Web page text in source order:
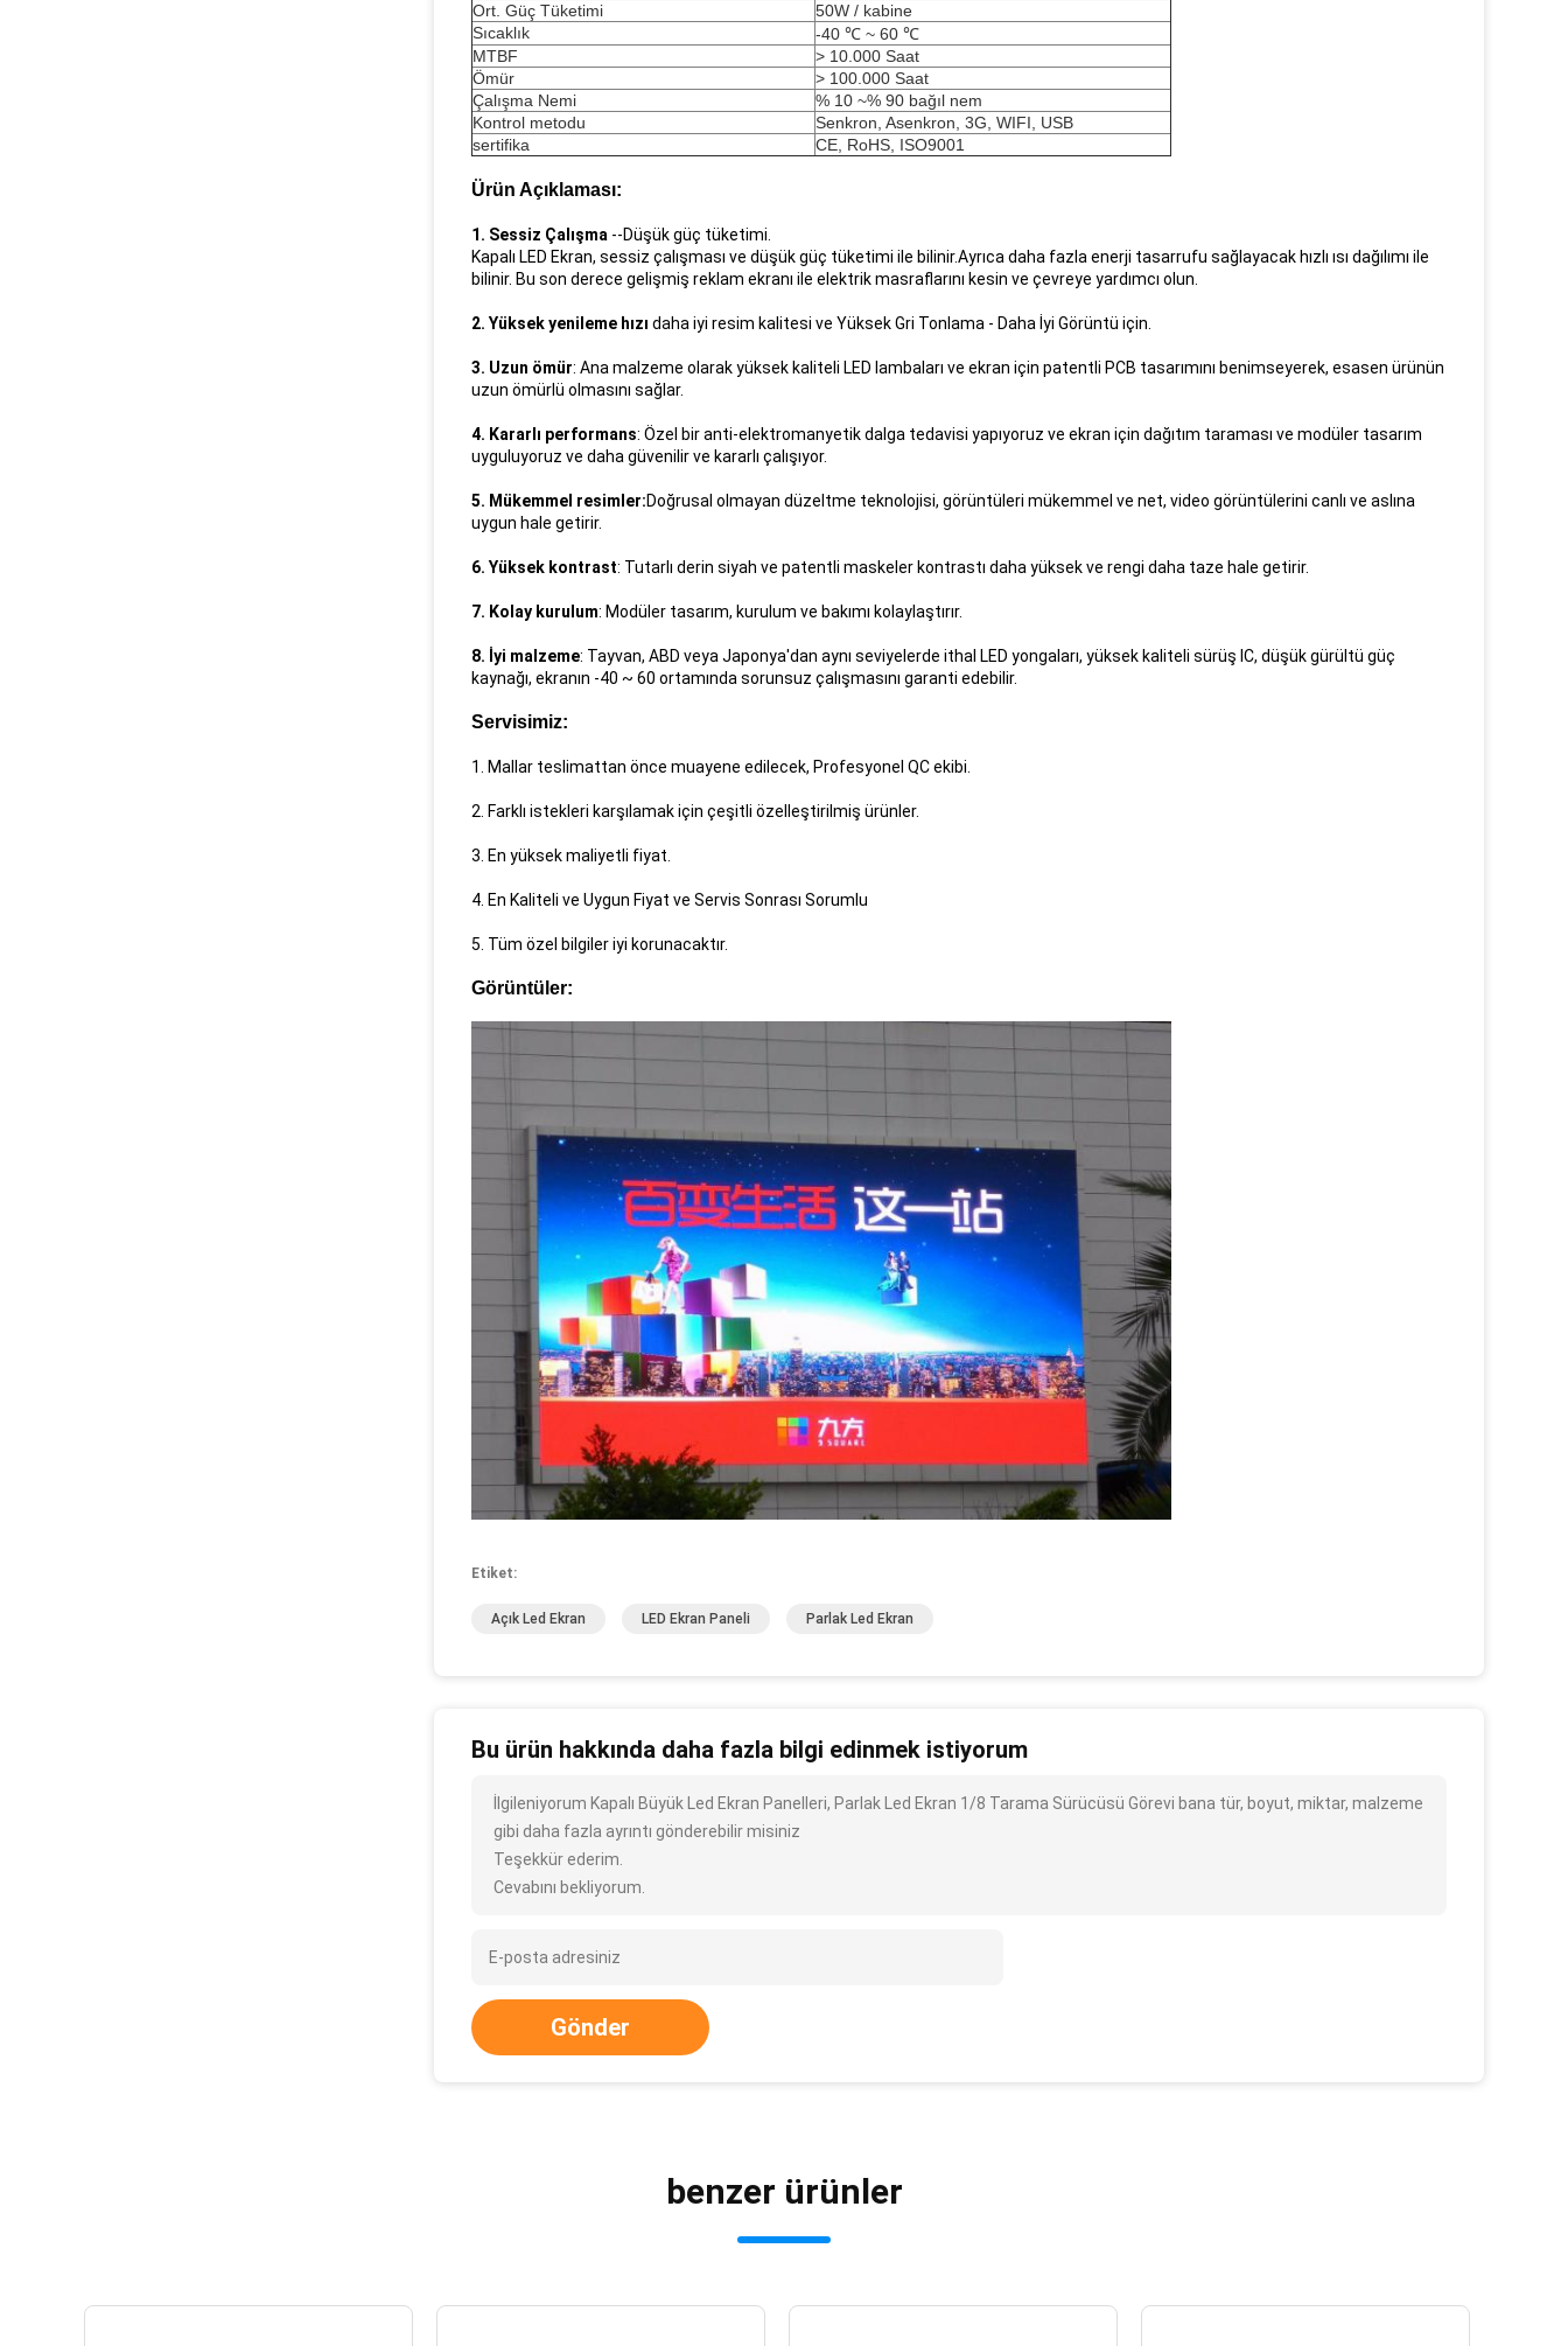
Ort. Güç Tüketimi
50W / kabine
Sıcaklık
-40 ℃ ~ 60 ℃
MTBF
> 10.000 Saat
Ömür
> 100.000 Saat
Çalışma Nemi
% 10 ~% 90 bağıl nem
Kontrol metodu
Senkron, Asenkron, 3G, WIFI, USB
sertifika
CE, RoHS, ISO9001
Ürün Açıklaması:
1. Sessiz Çalışma --Düşük güç tüketimi.
Kapalı LED Ekran, sessiz çalışması ve düşük güç tüketimi ile bilinir.Ayrıca daha fazla enerji tasarrufu sağlayacak hızlı ısı dağılımı ile
bilinir. Bu son derece gelişmiş reklam ekranı ile elektrik masraflarını kesin ve çevreye yardımcı olun.
2. Yüksek yenileme hızı daha iyi resim kalitesi ve Yüksek Gri Tonlama - Daha İyi Görüntü için.
3. Uzun ömür: Ana malzeme olarak yüksek kaliteli LED lambaları ve ekran için patentli PCB tasarımını benimseyerek, esasen ürünün
uzun ömürlü olmasını sağlar.
4. Kararlı performans: Özel bir anti-elektromanyetik dalga tedavisi yapıyoruz ve ekran için dağıtım taraması ve modüler tasarım
uyguluyoruz ve daha güvenilir ve kararlı çalışıyor.
5. Mükemmel resimler:Doğrusal olmayan düzeltme teknolojisi, görüntüleri mükemmel ve net, video görüntülerini canlı ve aslına
uygun hale getirir.
6. Yüksek kontrast: Tutarlı derin siyah ve patentli maskeler kontrastı daha yüksek ve rengi daha taze hale getirir.
7. Kolay kurulum: Modüler tasarım, kurulum ve bakımı kolaylaştırır.
8. İyi malzeme: Tayvan, ABD veya Japonya'dan aynı seviyelerde ithal LED yongaları, yüksek kaliteli sürüş IC, düşük gürültü güç
kaynağı, ekranın -40 ~ 60 ortamında sorunsuz çalışmasını garanti edebilir.
Servisimiz:
1. Mallar teslimattan önce muayene edilecek, Profesyonel QC ekibi.
2. Farklı istekleri karşılamak için çeşitli özelleştirilmiş ürünler.
3. En yüksek maliyetli fiyat.
4. En Kaliteli ve Uygun Fiyat ve Servis Sonrası Sorumlu
5. Tüm özel bilgiler iyi korunacaktır.
Görüntüler:
Etiket:
Açık Led Ekran LED Ekran Paneli Parlak Led Ekran
Bu ürün hakkında daha fazla bilgi edinmek istiyorum
İlgileniyorum Kapalı Büyük Led Ekran Panelleri, Parlak Led Ekran 1/8 Tarama Sürücüsü Görevi bana tür, boyut, miktar, malzeme
gibi daha fazla ayrıntı gönderebilir misiniz
Teşekkür ederim.
Cevabını bekliyorum.
Gönder
benzer ürünler